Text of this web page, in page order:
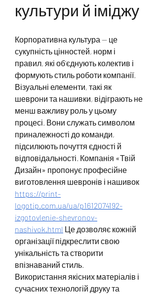
культури й іміджу
Корпоративна культура — це
сукупність цінностей, норм і
правил, які об’єднують колектив і
формують стиль роботи компанії.
Візуальні елементи, такі як
шеврони та нашивки, відіграють не
менш важливу роль у цьому
процесі. Вони служать символом
приналежності до команди,
підсилюють почуття єдності й
відповідальності. Компанія «Твій
Дизайн» пропонує професійне
https://print-
logotip.com.ua/ua/p1612074192-
izgotovlenie-shevronov-
nashivok.html Це дозволяє кожній
організації підкреслити свою
унікальність та створити
впізнаваний стиль.
Використання якісних матеріалів і
сучасних технологій друку та